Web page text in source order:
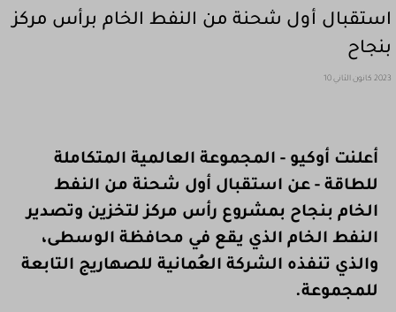
استقبال أول شحنة من النفط الخام برأس مركز
بنجاح
2023 كانون الثاني 10
أعلنت أوكيو - المجموعة العالمية المتكاملة
للطاقة - عن استقبال أول شحنة من النفط
الخام بنجاح بمشروع رأس مركز لتخزين وتصدير
النفط الخام الذي يقع في محافظة الوسطى،
والذي تنفذه الشركة العُمانية للصهاريج التابعة
للمجموعة.